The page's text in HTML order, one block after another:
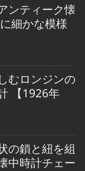
ンティーク懐
細かな模様
むロンジンの
【1926年
の鎖と紐を組
中時計チェー